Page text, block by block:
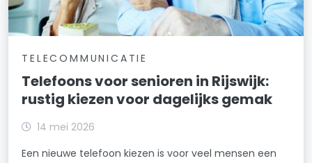
TELECOMMUNICATIE
Telefoons voor senioren in Rijswijk:
rustig kiezen voor dagelijks gemak
14 mei 2026
Een nieuwe telefoon kiezen is voor veel mensen een